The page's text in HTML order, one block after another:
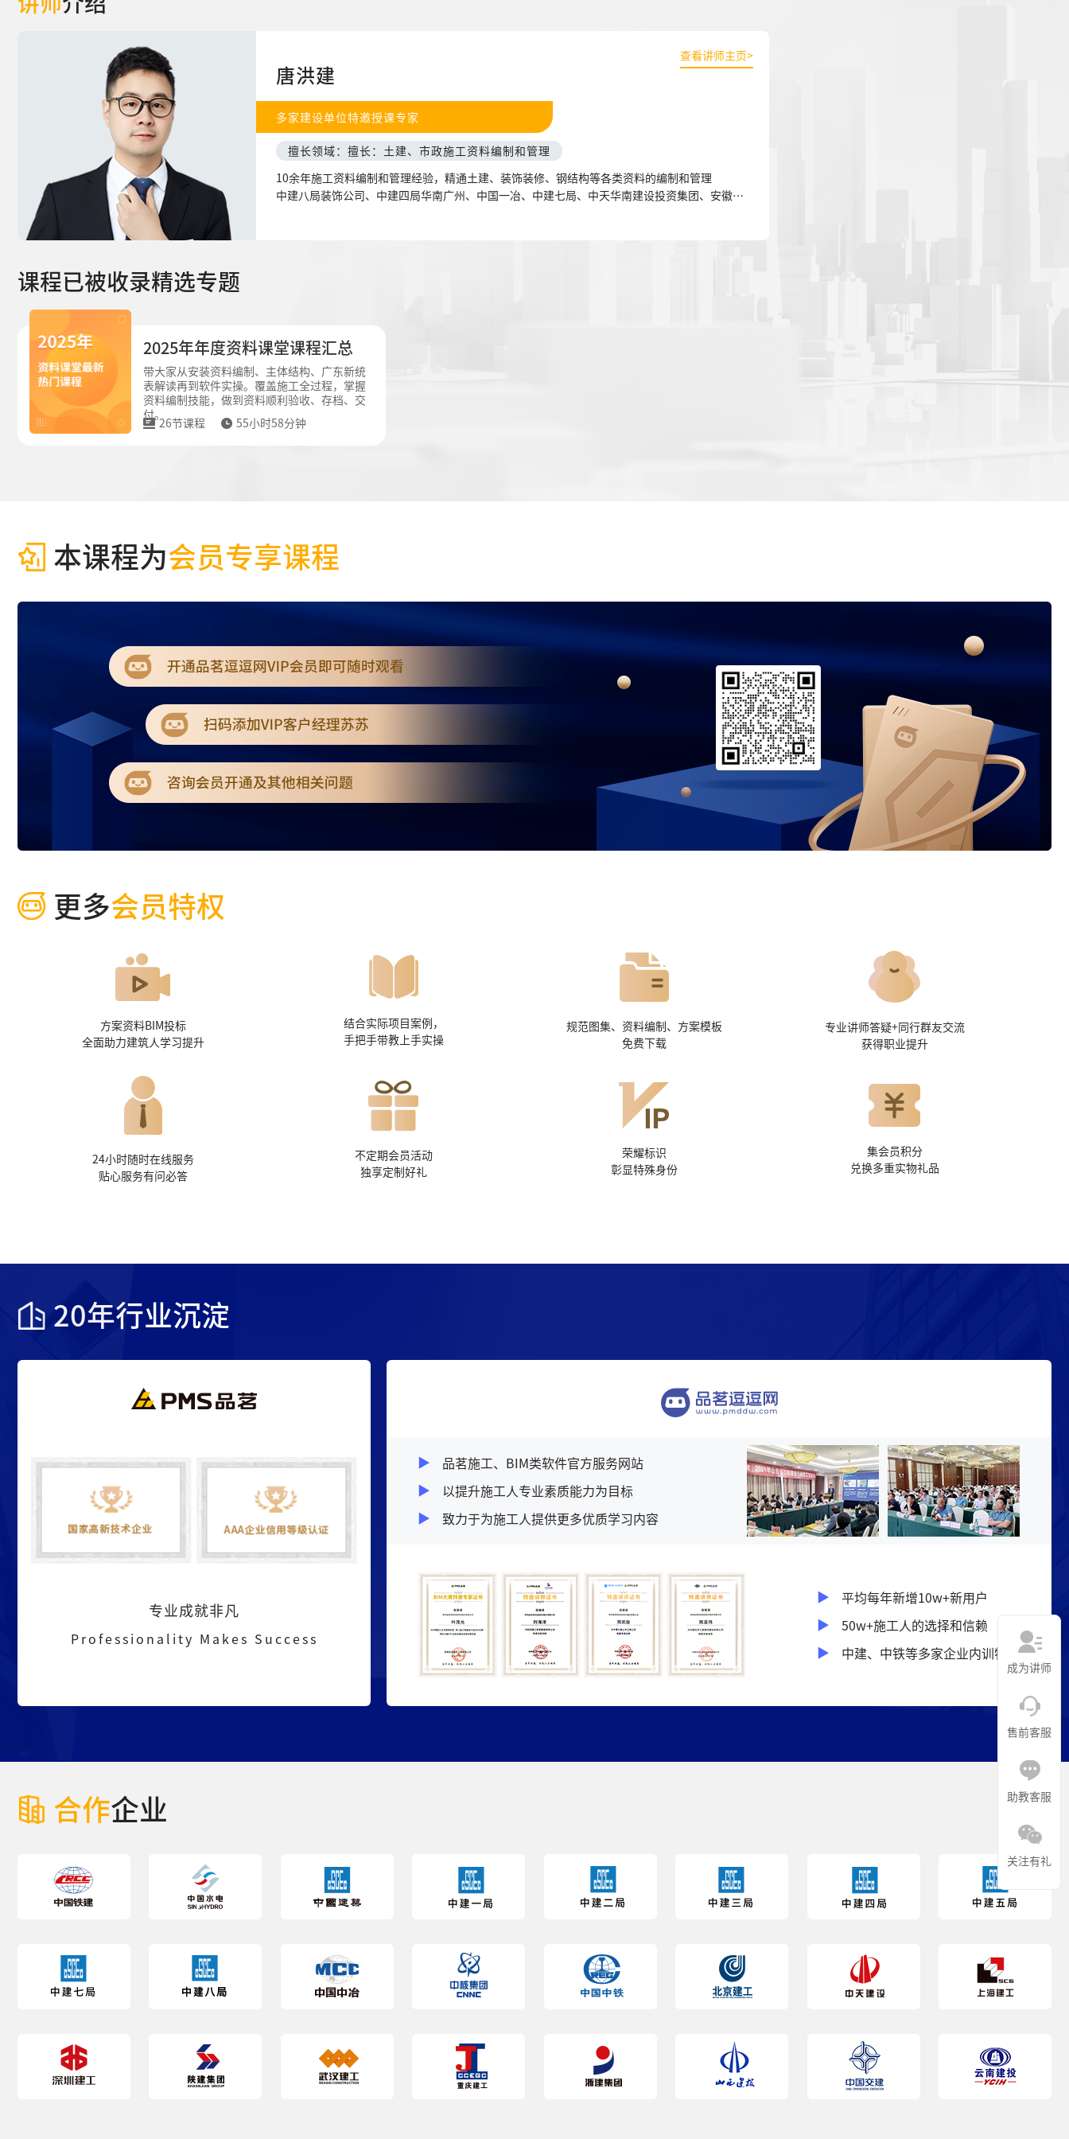
查看讲师主页>
唐洪建
多家建设单位特邀授课专家
擅长领域：擅长：土建、市政施工资料编制和管理
10余年施工资料编制和管理经验，精通土建、装饰装修、钢结构等各类资料的编制和管理
中建八局装饰公司、中建四局华南广州、中国一冶、中建七局、中天华南建设投资集团、安徽省
课程已被收录精选专题
2025年年度资料课堂课程汇总
带大家从安装资料编制、主体结构、广东新统
表解读再到软件实操。覆盖施工全过程，掌握
资料编制技能，做到资料顺利验收、存档、交
付。
26节课程 55小时58分钟
本课程为会员专享课程
更多会员特权
方案资料BIM投标
全面助力建筑人学习提升
结合实际项目案例，
手把手带教上手实操
规范图集、资料编制、方案模板
免费下载
专业讲师答疑+同行群友交流
获得职业提升
24小时随时在线服务
贴心服务有问必答
不定期会员活动
独享定制好礼
荣耀标识
彰显特殊身份
集会员积分
兑换多重实物礼品
20年行业沉淀
专业成就非凡
Professionality Makes Success
品茗施工、BIM类软件官方服务网站
以提升施工人专业素质能力为目标
致力于为施工人提供更多优质学习内容
平均每年新增10w+新用户
50w+施工人的选择和信赖
中建、中铁等多家企业内训特邀
合作企业
成为讲师
售前客服
助教客服
关注有礼